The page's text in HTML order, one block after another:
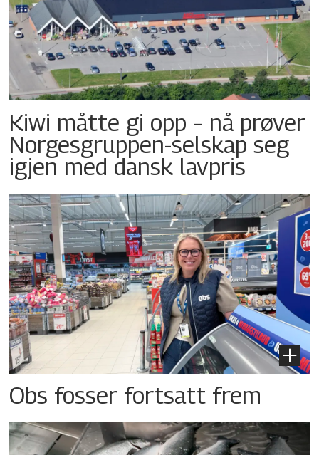
Kiwi måtte gi opp – nå prøver
Norgesgruppen-selskap seg
igjen med dansk lavpris
Obs fosser fortsatt frem